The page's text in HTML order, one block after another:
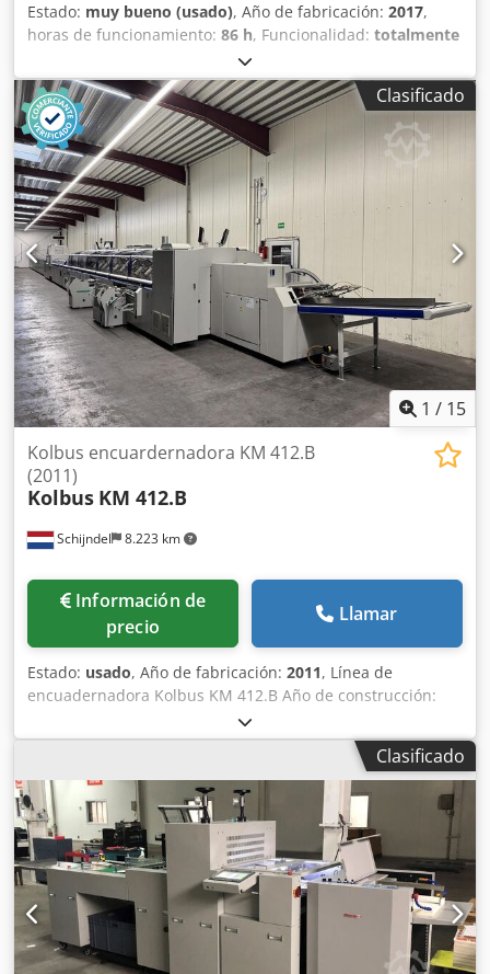
Estado: muy bueno (usado), Año de fabricación: 2017,
horas de funcionamiento: 86 h, Funcionalidad: totalmente
, número de máquina/vehículo:
x 92 cm, alimentador tipo V, alimentador de cinta de
succión, tope lateral preajustado, preajuste de tamaño de
papel, cambiadores automáticos de planchas Ryobi,
control remoto de registro de planchas, control de
impresión Ryobi PCS-G, espectrojet PDS-E, sistema de
humectación alcohólica Ryobi D-matic, control de
temperatura de rodillos de tinta, lavado automático de
mantilla, lavado automático de rodillos. Djdpfewzvzmox
Amaock
Clasificado
1 / 15
Schijndel 8.223 km
Kolbus encuardernadora KM 412.B
(2011)
Kolbus KM 412.B
Información de
precio
Llamar
Estado: usado, Año de fabricación: 2011, Línea de
encuadernadora Kolbus KM 412.B Año de construcción:
2011 Que consiste en Marcador de bloque de libro
Meccanotecnica XMT Año de construcción: 2011 -
Transportador de entrada desde la derecha Alzadora
Kolbus ZU 841.B Año de construcción: 2011 Descripción: -
Estación de alimentación manual - Marco universal: 18 -
Cantidad de estaciónes de alzado: 18 - Control de espesor
ATC - Control de identificación de image: SignalLynx - Air
center: VariAir central system - Puerta de rechazo, para
productos incompletos: AS 841 - Elemento de levantar -
Elemento intermedio con vibrante - Transferencia en la
encuadernadora Encuardernadora Kolbus KM 412.B Año
Clasificado